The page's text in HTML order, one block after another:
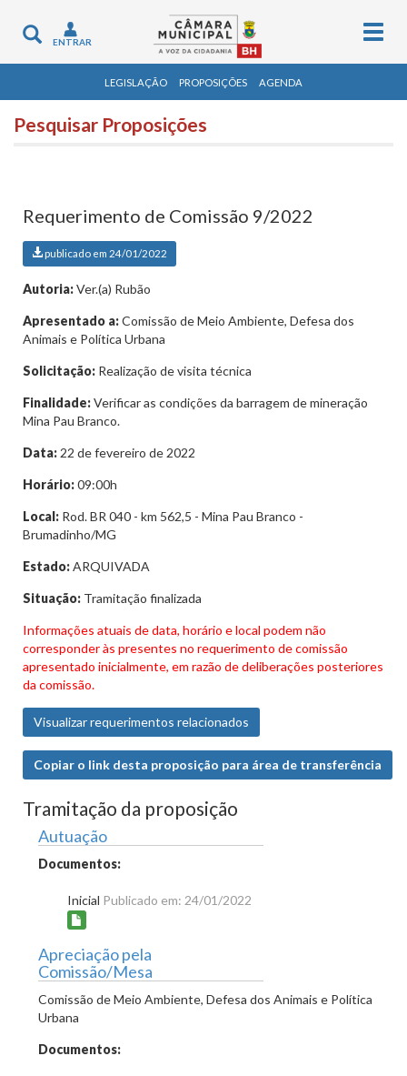
Toggle
navigation
ENTRAR
LEGISLAÇÃO PROPOSIÇÕES AGENDA
Pesquisar Proposições
Requerimento de Comissão 9/2022
publicado em 24/01/2022
Autoria:Ver.(a) Rubão
Apresentado a:Comissão de Meio Ambiente, Defesa dos
Animais e Política Urbana
Solicitação: Realização de visita técnica
Finalidade:Verificar as condições da barragem de mineração
Mina Pau Branco.
Data: 22 de fevereiro de 2022
Horário:09:00h
Local: Rod. BR 040 - km 562,5 - Mina Pau Branco -
Brumadinho/MG
Estado:ARQUIVADA
Situação: Tramitação finalizada
Informações atuais de data, horário e local podem não
corresponder às presentes no requerimento de comissão
apresentado inicialmente, em razão de deliberações posteriores
da comissão.
Visualizar requerimentos relacionados
Copiar o link desta proposição para área de transferência
Tramitação da proposição
Autuação
Documentos:
Inicial Publicado em: 24/01/2022
Apreciação pela
Comissão/Mesa
Comissão de Meio Ambiente, Defesa dos Animais e Política
Urbana
Documentos: